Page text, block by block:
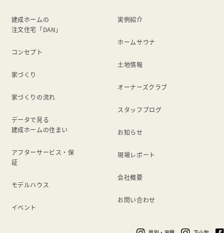
建成ホームの
注文住宅「DAN」
コンセプト
家づくり
家づくりの流れ
データで見る
建成ホームの住まい
アフターサービス・保
証
モデルハウス
イベント
実例紹介
ホームサウナ
土地情報
オーナーズクラブ
スタッフブログ
お知らせ
現場レポート
会社概要
お問い合わせ